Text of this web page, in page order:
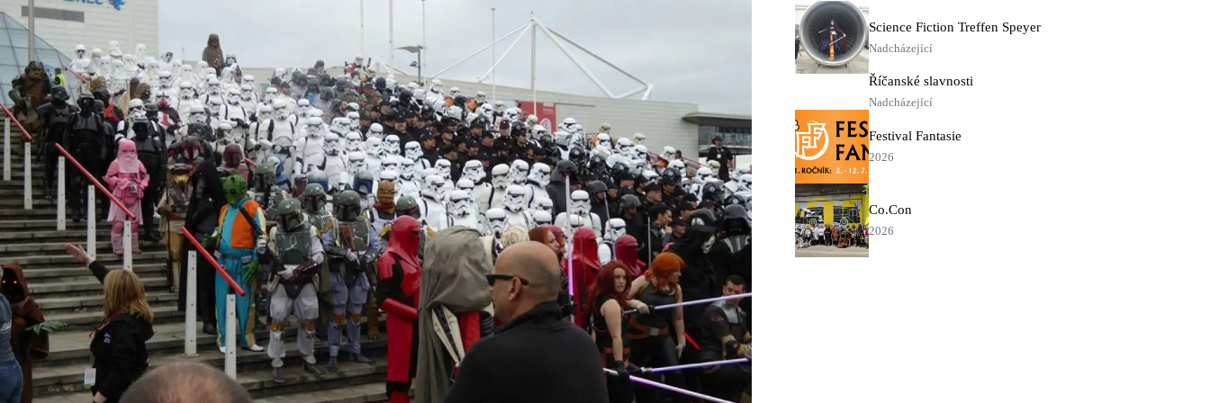
Science Fiction Treffen Speyer
Nadcházející
Říčanské slavnosti
Nadcházející
Festival Fantasie
2026
Co.Con
2026